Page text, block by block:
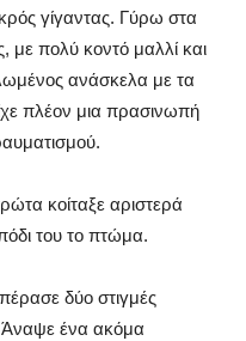
γίγαντας. Γύρω στα
με πολύ κοντό μαλλί και
ανάσκελα με τα
πλέον μια πρασινωπή
κοίταξε αριστερά
του το πτώμα.
δύο στιγμές
Άναψε ένα ακόμα